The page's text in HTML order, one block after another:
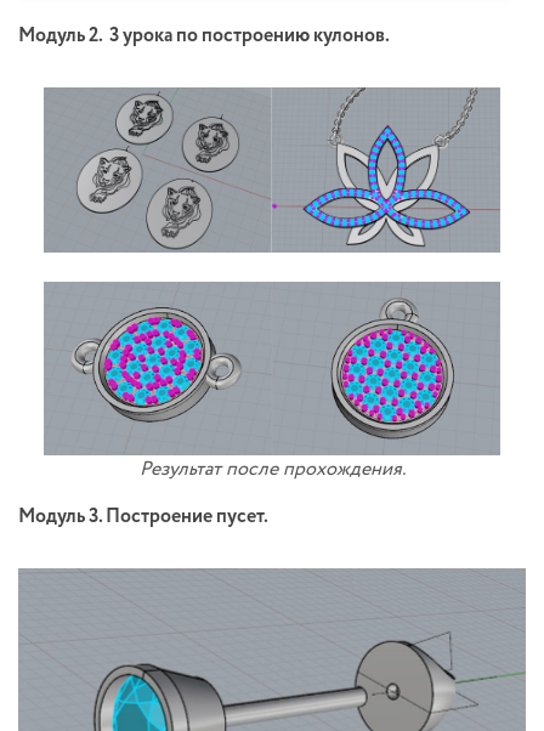
Модуль 2. 3 урока по построению кулонов.
Результат после прохождения.
Модуль 3. Построение пусет.